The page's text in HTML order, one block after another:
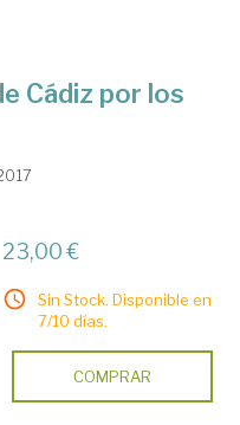
Cádiz por los
23,00 €
Sin Stock. Disponible en
7/10 días.
COMPRAR